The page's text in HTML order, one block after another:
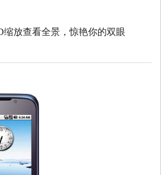
缩放查看全景，惊艳你的双眼